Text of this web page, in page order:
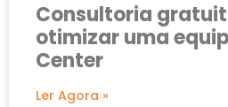
Consultoria
otimizar uma
Center
Ler Agora »